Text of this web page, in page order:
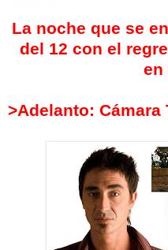
La noche que se
del 12 con el
en
>Adelanto: Cámara